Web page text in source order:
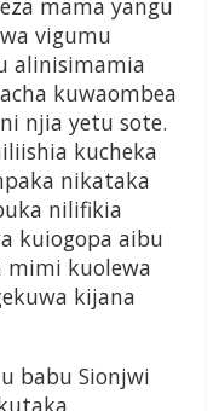
mama yangu
vigumu
alinisimamia
kuwaombea
njia yetu sote.
kucheka
nikataka
nilifikia
kuiogopa aibu
mimi kuolewa
kijana
babu Sionjwi